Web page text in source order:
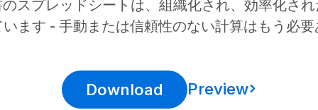
スプレッドシートは、組織化され、効率化さ
ます - 手動または信頼性のない計算はもう必
Download Preview